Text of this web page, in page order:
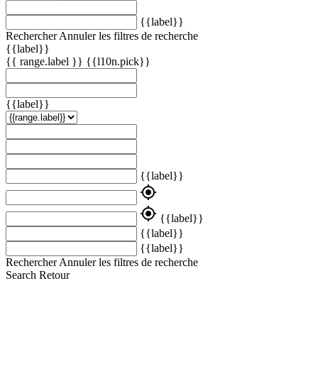
{{label}}
Rechercher Annuler les filtres de recherche
{{label}}
{{ range.label }} {{l10n.pick}}
{{label}}
{{label}}
my_location
my_location {{label}}
{{label}}
{{label}}
Rechercher Annuler les filtres de recherche
Search Retour